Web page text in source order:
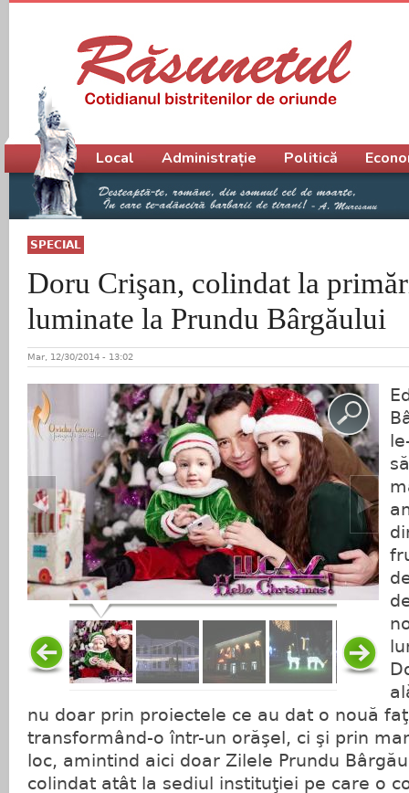
SPECIAL
Doru Crişan, colindat la
luminate la Prundu Bârgăului
Mar, 12/30/2014 - 13:02
nu doar prin proiectele ce au dat o nouă
transformând-o într-un orăşel, ci şi prin
loc, amintind aici doar Zilele Prundu
colindat atât la sediul instituţiei pe care o
Meniu principal
Local Administrație Politică